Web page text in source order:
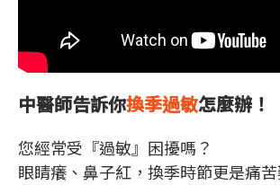
中醫師告訴你換季過敏怎麼辦！
您經常受『過敏』困擾嗎？
眼睛癢、鼻子紅，換季時節更是痛